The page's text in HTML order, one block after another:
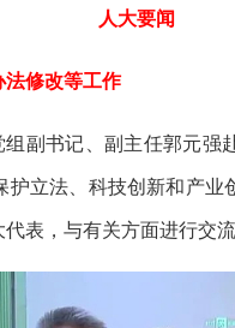
人大要闻
法修改等工作
副书记、副主任郭元强
护立法、科技创新和产
表，与有关方面进行交